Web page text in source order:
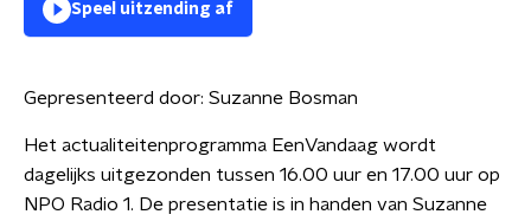
Speel uitzending af
Gepresenteerd door: Suzanne Bosman
Het actualiteitenprogramma EenVandaag wordt
dagelijks uitgezonden tussen 16.00 uur en 17.00 uur op
NPO Radio 1. De presentatie is in handen van Suzanne